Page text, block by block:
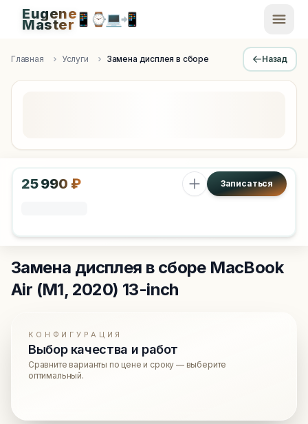
Apple Diagnostics & Engineering Authority in Saint
Eugene
Master📱 ⌚💻📲
Главная Услуги Замена дисплея в сборе Назад
25 990 ₽ Записаться
Замена дисплея в сбореMacBook
Air (M1, 2020) 13-inch
КОНФИГУРАЦИЯ
Выбор качества и работ
Сравните варианты по цене и сроку — выберите
оптимальный.